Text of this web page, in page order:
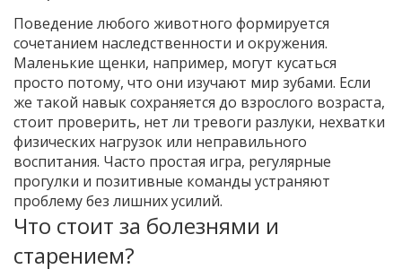
Поведение любого животного формируется
сочетанием наследственности и окружения.
Маленькие щенки, например, могут кусаться
просто потому, что они изучают мир зубами. Если
же такой навык сохраняется до взрослого возраста,
стоит проверить, нет ли тревоги разлуки, нехватки
физических нагрузок или неправильного
воспитания. Часто простая игра, регулярные
прогулки и позитивные команды устраняют
проблему без лишних усилий.
Что стоит за болезнями и
старением?